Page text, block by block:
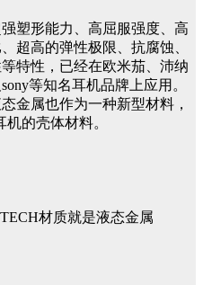
塑形能力、高屈服强度、高
超高的弹性极限、抗腐蚀、
特性，已经在欧米茄、沛纳
等知名耳机品牌上应用。
金属也作为一种新型材料，
的壳体材料。
材质就是液态金属